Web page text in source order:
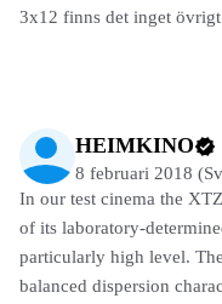
3x12 finns det inget övrigt
HEIMKINO
8 februari 2018
In our test cinema the
of its laboratory-
particularly high level.
balanced dispersion